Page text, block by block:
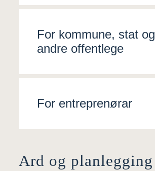
For kommune, stat og
andre offentlege
For entreprenørar
Ard og planlegging